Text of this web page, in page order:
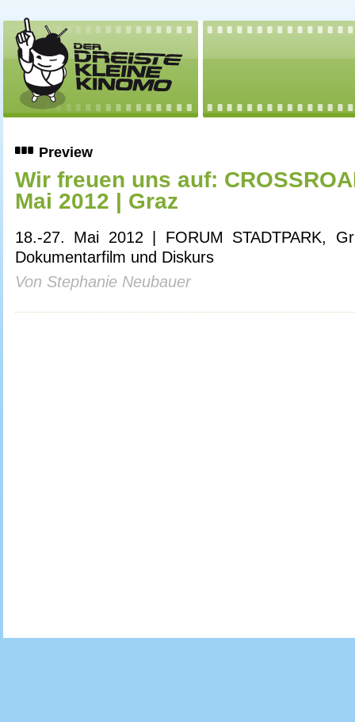
Preview
Wir freuen uns auf:
Mai 2012 | Graz
18.-27. Mai 2012 | FORUM STADTPARK,
Dokumentarfilm und Diskurs
Von Stephanie Neubauer